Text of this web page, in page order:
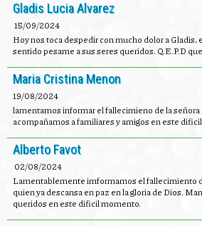
Gladis Lucia Alvarez
15/09/2024
Hoy nos toca despedir con mucho dolor a Gladis,
sentido pesame a sus seres queridos. Q.E.P.D
Maria Cristina Menon
19/08/2024
lamentamos informar el fallecimieno de la señora
acompañamos a familiares y amigos en este
Alberto Favot
02/08/2024
Lamentablemente imformamos el fallecimiento
quien ya descansa en paz en la gloria de Dios.
queridos en este dificil momento.